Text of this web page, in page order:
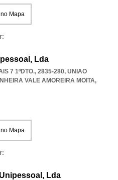
Mapa
Lda
7 1ºDTO., 2835-280, UNIAO
VALE AMOREIRA MOITA,
Mapa
Lda